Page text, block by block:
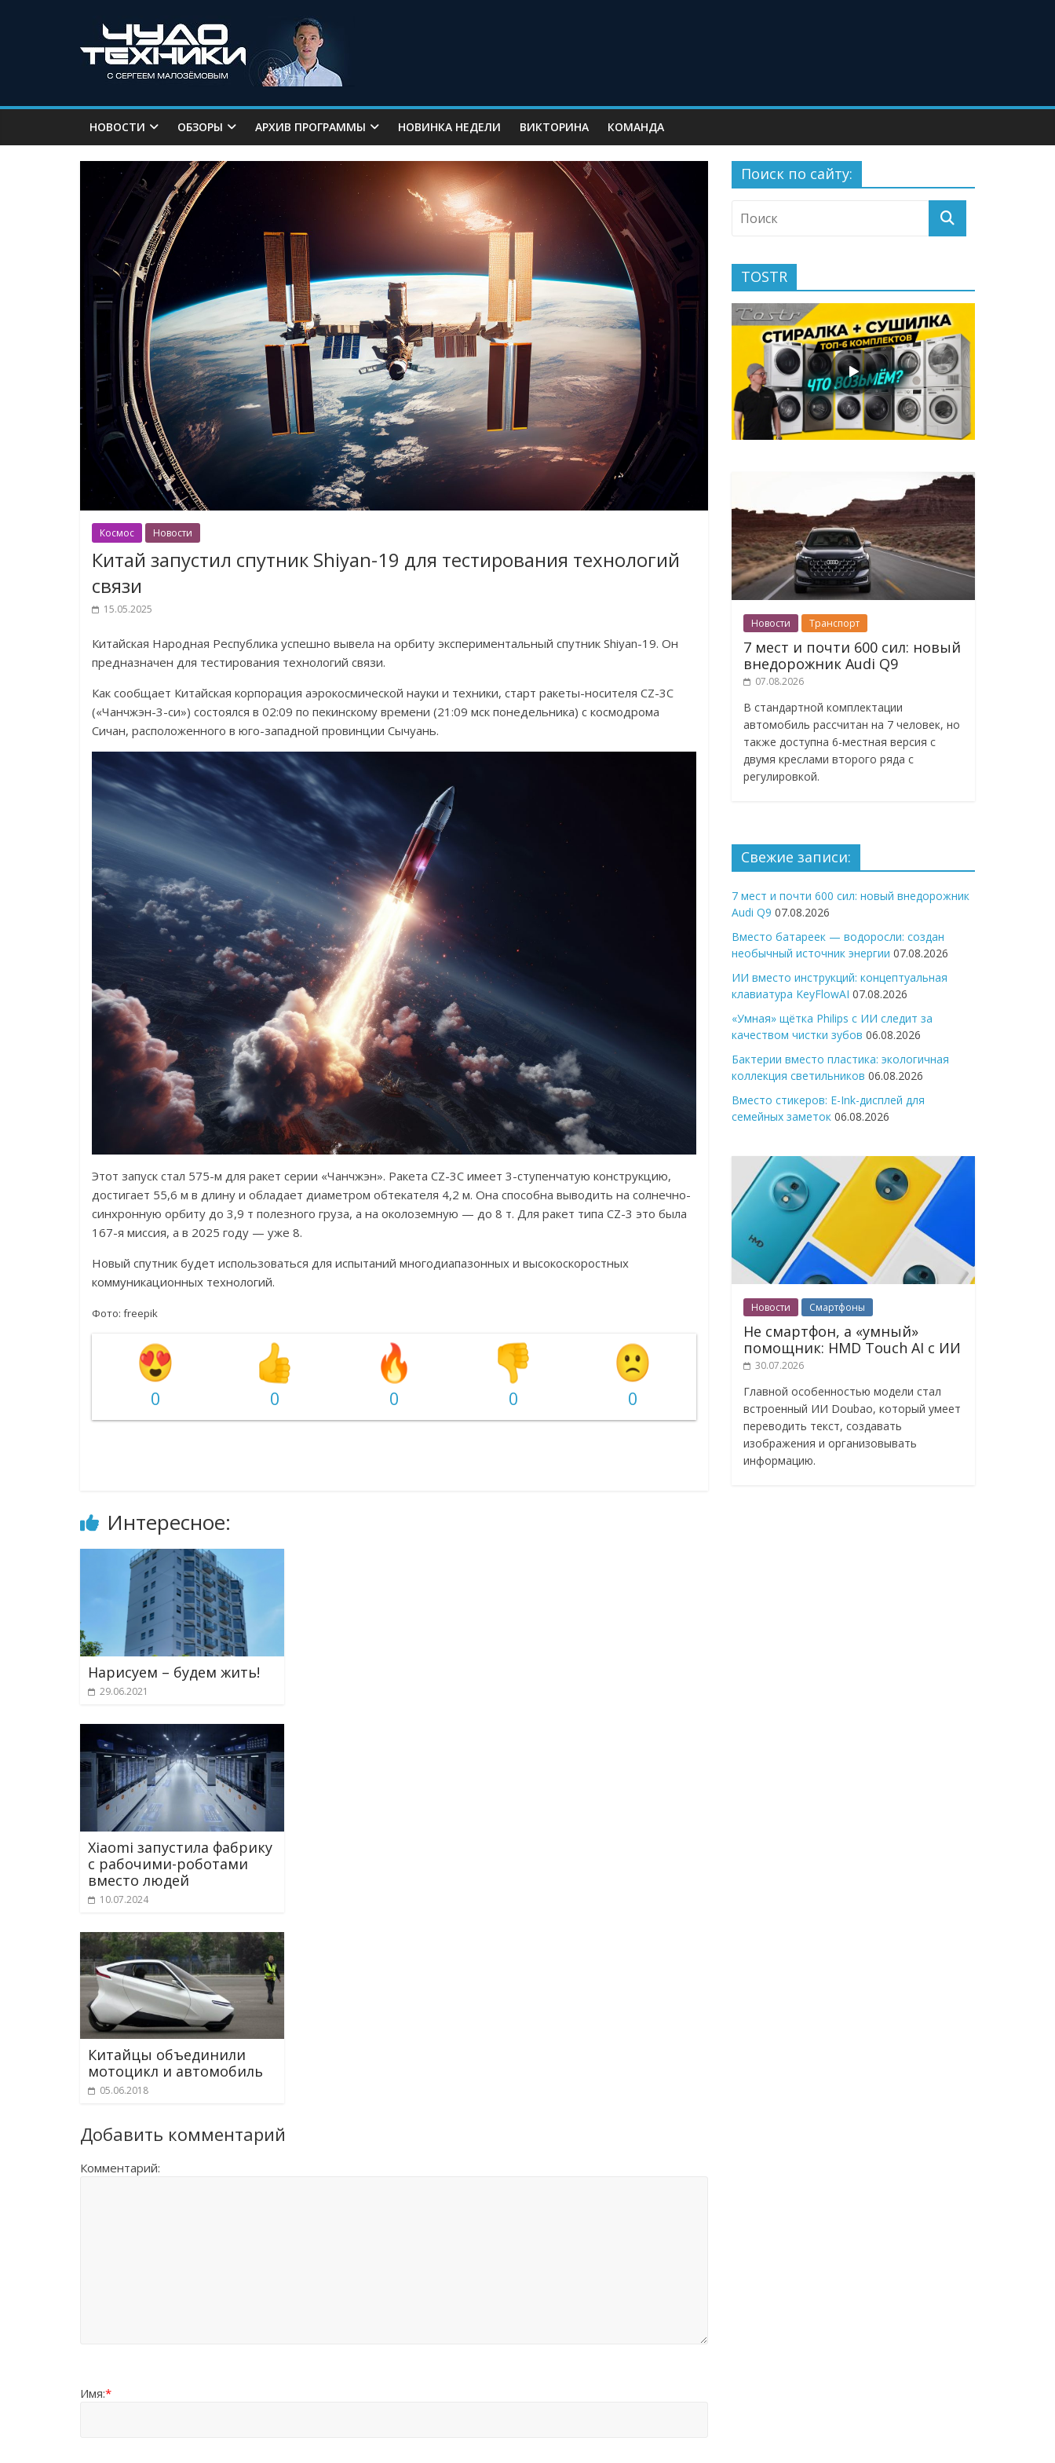
НОВОСТИ ОБЗОРЫ АРХИВ ПРОГРАММЫ НОВИНКА НЕДЕЛИ ВИКТОРИНА КОМАНДА
Космос Новости
Китай запустил спутник Shiyan-19 для тестирования технологий
связи
15.05.2025
Китайская Народная Республика успешно вывела на орбиту экспериментальный спутник Shiyan-19. Он
предназначен для тестирования технологий связи.
Как сообщает Китайская корпорация аэрокосмической науки и техники, старт ракеты-носителя CZ-3C
(«Чанчжэн-3-си») состоялся в 02:09 по пекинскому времени (21:09 мск понедельника) с космодрома
Сичан, расположенного в юго-западной провинции Сычуань.
Этот запуск стал 575-м для ракет серии «Чанчжэн». Ракета CZ-3C имеет 3-ступенчатую конструкцию,
достигает 55,6 м в длину и обладает диаметром обтекателя 4,2 м. Она способна выводить на солнечно-
синхронную орбиту до 3,9 т полезного груза, а на околоземную — до 8 т. Для ракет типа CZ-3 это была
167-я миссия, а в 2025 году — уже 8.
Новый спутник будет использоваться для испытаний многодиапазонных и высокоскоростных
коммуникационных технологий.
Фото: freepik
0 0 0 0 0
Интересное:
Нарисуем – будем жить!
29.06.2021
Xiaomi запустила фабрику
с рабочими-роботами
вместо людей
10.07.2024
Китайцы объединили
мотоцикл и автомобиль
05.06.2018
Добавить комментарий
Комментарий:
Имя:*
Поиск по сайту:
TOSTR
Новости Транспорт
7 мест и почти 600 сил: новый
внедорожник Audi Q9
07.08.2026
В стандартной комплектации
автомобиль рассчитан на 7 человек, но
также доступна 6-местная версия с
двумя креслами второго ряда с
регулировкой.
Свежие записи:
7 мест и почти 600 сил: новый внедорожник
Audi Q9 07.08.2026
Вместо батареек — водоросли: создан
необычный источник энергии 07.08.2026
ИИ вместо инструкций: концептуальная
клавиатура KeyFlowAI 07.08.2026
«Умная» щётка Philips с ИИ следит за
качеством чистки зубов 06.08.2026
Бактерии вместо пластика: экологичная
коллекция светильников 06.08.2026
Вместо стикеров: E-Ink-дисплей для
семейных заметок 06.08.2026
Новости Смартфоны
Не смартфон, а «умный»
помощник: HMD Touch AI с ИИ
30.07.2026
Главной особенностью модели стал
встроенный ИИ Doubao, который умеет
переводить текст, создавать
изображения и организовывать
информацию.